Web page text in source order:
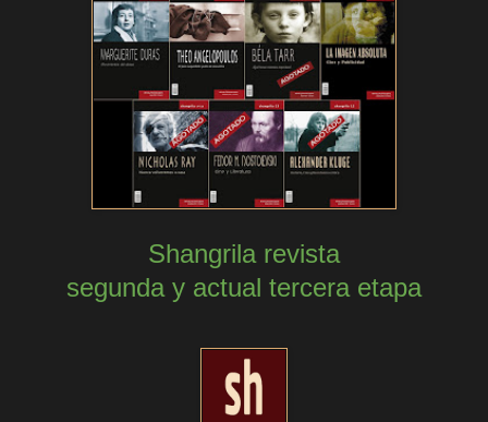
Shangrila revista
segunda y actual tercera etapa